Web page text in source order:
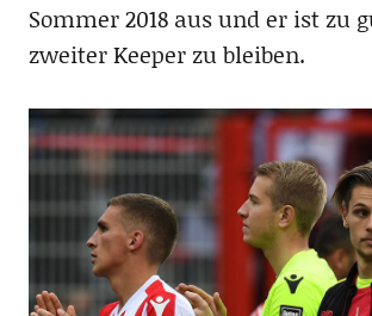
Sommer 2018 aus und er ist zu
zweiter Keeper zu bleiben.